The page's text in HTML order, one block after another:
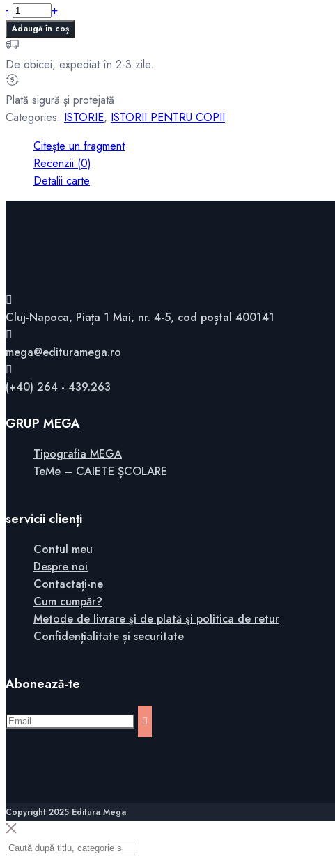
- Cantitate
MICROISTORII
DIN
DACIA
ROMANĂ
+
Adaugă în coș
De obicei, expediat în 2-3 zile.
Plată sigură și protejată
Categories: ISTORIE, ISTORII PENTRU COPII
Citește un fragment
Recenzii (0)
Detalii carte
Cluj-Napoca, Piața 1 Mai, nr. 4-5, cod poștal 400141
mega@edituramega.ro
(+40) 264 - 439.263
GRUP MEGA
Tipografia MEGA
TeMe – CAIETE ȘCOLARE
servicii clienți
Contul meu
Despre noi
Contactați-ne
Cum cumpăr?
Metode de livrare şi de plată şi politica de retur
Confidențialitate și securitate
Abonează-te
Copyright 2025 Editura Mega